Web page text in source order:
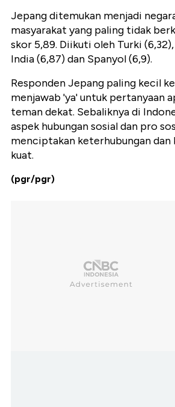
Jepang ditemukan menjadi
masyarakat yang paling tidak
skor 5,89. Diikuti oleh Turki
India (6,87) dan Spanyol (6,9).
Responden Jepang paling kecil
menjawab 'ya' untuk pertanyaan
teman dekat. Sebaliknya di
aspek hubungan sosial dan pro
menciptakan keterhubungan dan
kuat.
(pgr/pgr)